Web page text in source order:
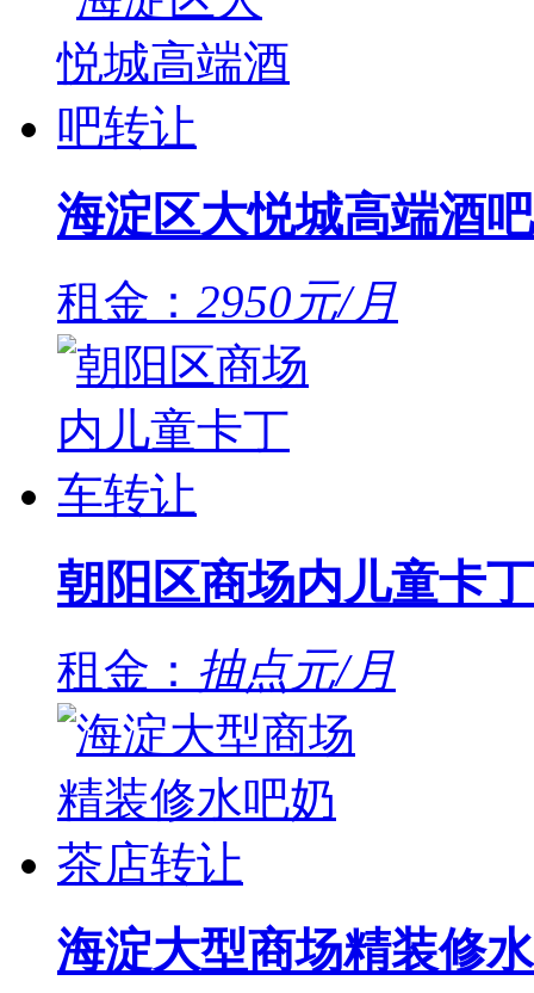
海淀区大悦城高端酒
租金： 2950元/月
朝阳区商场内儿童卡
租金： 抽点元/月
海淀大型商场精装修